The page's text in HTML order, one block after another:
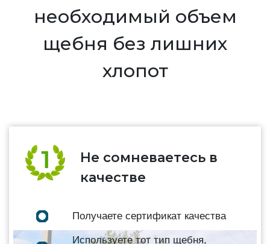
необходимый объем
щебня без лишних
хлопот
Не сомневаетесь в
качестве
Получаете сертификат качества
Используете тот тип щебня,